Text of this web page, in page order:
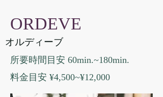
ORDEVE
オルディーブ
所要時間目安 60min.~180min.
料金目安 ¥4,500~¥12,000